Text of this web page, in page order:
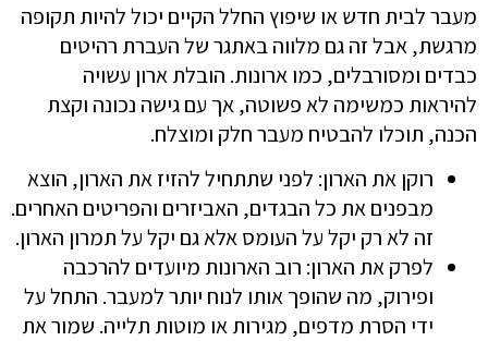
מעבר לבית חדש או שיפוץ החלל הקיים יכול להיות תקופה
מרגשת, אבל זה גם מלווה באתגר של העברת רהיטים
כבדים ומסורבלים, כמו ארונות. הובלת ארון עשויה
להיראות כמשימה לא פשוטה, אך עם גישה נכונה וקצת
הכנה, תוכלו להבטיח מעבר חלק ומוצלח.
רוקן את הארון: לפני שתתחיל להזיז את הארון, הוצא
מבפנים את כל הבגדים, האביזרים והפריטים האחרים.
זה לא רק יקל על העומס אלא גם יקל על תמרון הארון.
לפרק את הארון: רוב הארונות מיועדים להרכבה
ופירוק, מה שהופך אותו לנוח יותר למעבר. התחל על
ידי הסרת מדפים, מגירות או מוטות תלייה. שמור את